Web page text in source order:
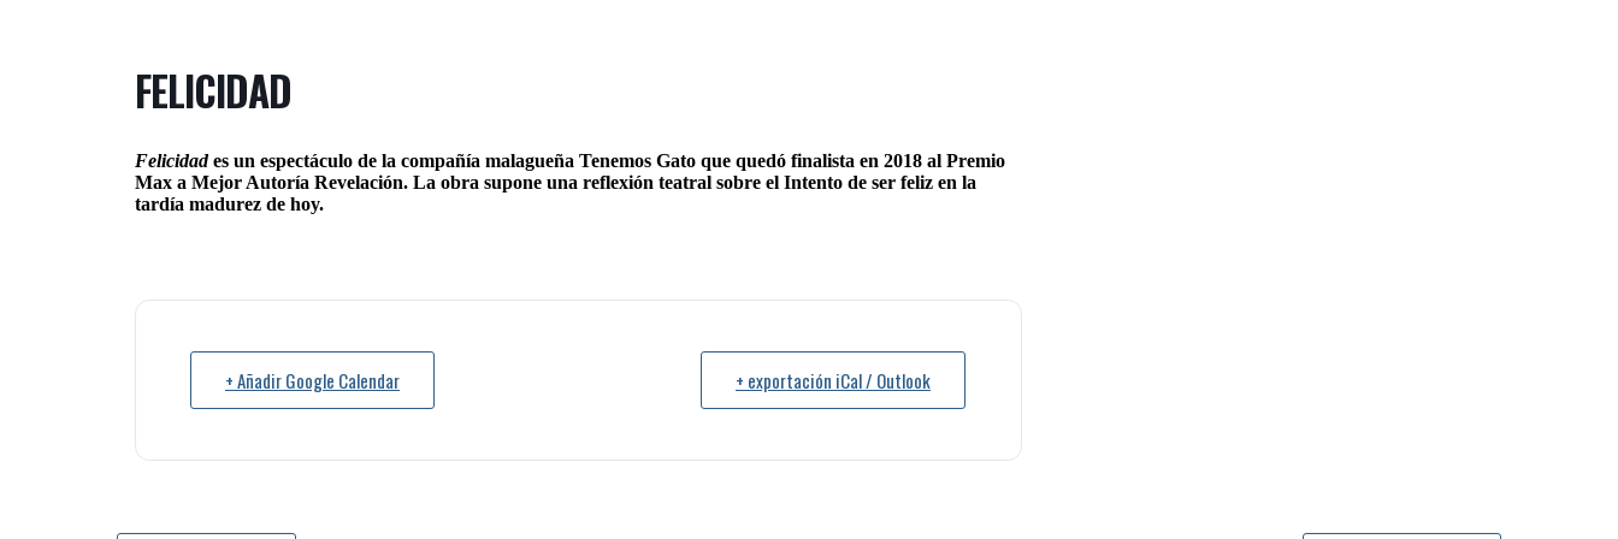
FELICIDAD
Felicidades un espectáculo de la compañía malagueña Tenemos Gato que quedó finalista en 2018 al Premio
Max a Mejor Autoría Revelación. La obra supone una reflexión teatral sobre el Intento de ser feliz en la
tardía madurez de hoy.
+ Añadir Google Calendar + exportación iCal / Outlook